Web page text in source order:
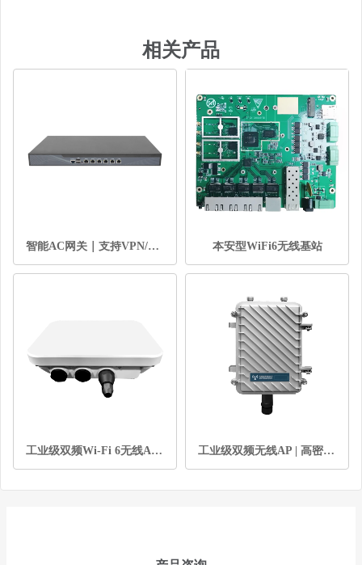
相关产品
智能AC网关｜支持VPN/认证/AP集中管理的无线控制平台 本安型WiFi6无线基站
工业级双频Wi-Fi 6无线AP | 千兆光电双口 | 宽温PoE供电 | MESH组网 工业级双频无线AP | 高密度接入 | 强抗干扰 | 户外PoE供电